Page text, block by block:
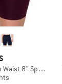
8'' Sprinter